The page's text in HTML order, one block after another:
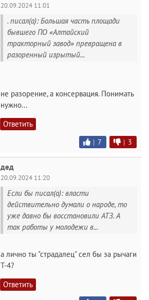
20.09.2024 11:01
. писал(а): Большая часть площади
бывшего ПО «Алтайский
тракторный завод» превращена в
разоренный изрытый...
не разорение, а консервация. Понимать
нужно...
Ответить
| 7 | 3
дед
20.09.2024 11:20
Если бы писал(а): власти
действительно думали о народе, то
уже давно бы восстановили АТЗ. А
так работы у молодежи в...
а лично ты "страдалец" сел бы за рычаги
Т-4?
Ответить